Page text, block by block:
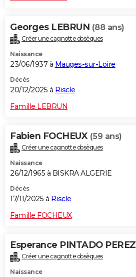
Georges LEBRUN (88 ans)
Créer une cagnotte obsèques
Naissance
23/06/1937 à Mauges-sur-Loire
Décès
20/12/2025 à Riscle
Famille LEBRUN
Fabien FOCHEUX (59 ans)
Créer une cagnotte obsèques
Naissance
26/12/1965 à BISKRA ALGERIE
Décès
17/11/2025 à Riscle
Famille FOCHEUX
Esperance PINTADO PEREZ
Créer une cagnotte obsèques
Naissance